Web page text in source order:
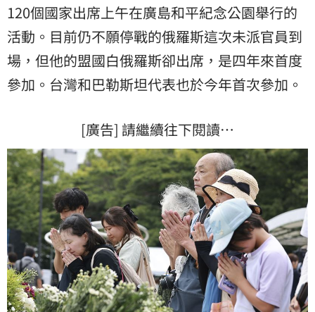
120個國家出席上午在廣島和平紀念公園舉行的
活動。目前仍不願停戰的俄羅斯這次未派官員到
場，但他的盟國白俄羅斯卻出席，是四年來首度
參加。台灣和巴勒斯坦代表也於今年首次參加。
[廣告] 請繼續往下閱讀…